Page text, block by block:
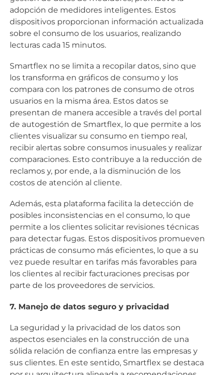
adopción de medidores inteligentes. Estos
dispositivos proporcionan información actualizada
sobre el consumo de los usuarios, realizando
lecturas cada 15 minutos.
Smartflex no se limita a recopilar datos, sino que
los transforma en gráficos de consumo y los
compara con los patrones de consumo de otros
usuarios en la misma área. Estos datos se
presentan de manera accesible a través del portal
de autogestión de Smartflex, lo que permite a los
clientes visualizar su consumo en tiempo real,
recibir alertas sobre consumos inusuales y realizar
comparaciones. Esto contribuye a la reducción de
reclamos y, por ende, a la disminución de los
costos de atención al cliente.
Además, esta plataforma facilita la detección de
posibles inconsistencias en el consumo, lo que
permite a los clientes solicitar revisiones técnicas
para detectar fugas. Estos dispositivos promueven
prácticas de consumo más eficientes, lo que a su
vez puede resultar en tarifas más favorables para
los clientes al recibir facturaciones precisas por
parte de los proveedores de servicios.
7. Manejo de datos seguro y privacidad
La seguridad y la privacidad de los datos son
aspectos esenciales en la construcción de una
sólida relación de confianza entre las empresas y
sus clientes. En este sentido, Smartflex se destaca